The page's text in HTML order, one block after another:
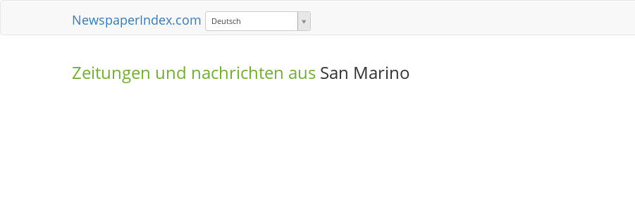
NewspaperIndex.com Deutsch
Zeitungen und nachrichten aus San Marino